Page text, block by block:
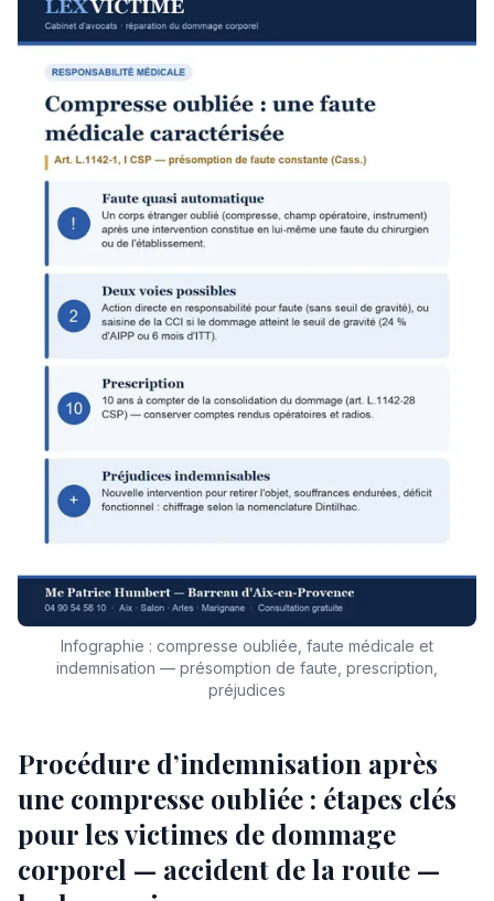
Infographie : compresse oubliée, faute médicale et
indemnisation — présomption de faute, prescription,
préjudices
Procédure d’indemnisation après
une compresse oubliée : étapes clés
pour les victimes de dommage
corporel — accident de la route —